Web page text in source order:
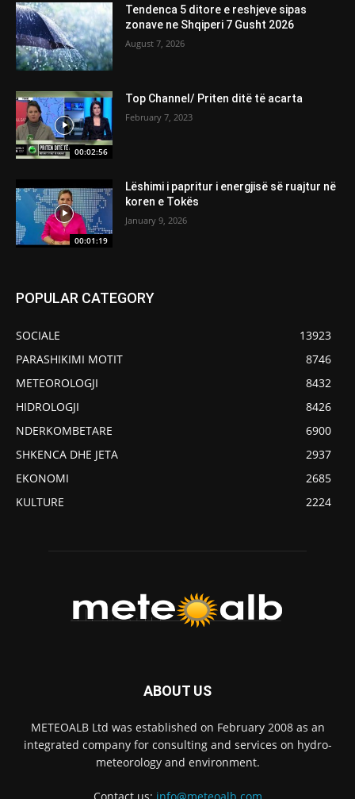
Tendenca 5 ditore e reshjeve sipas
zonave ne Shqiperi 7 Gusht 2026
August 7, 2026
00:02:56
Top Channel/ Priten ditë të acarta
February 7, 2023
00:01:19
Lëshimi i papritur i energjisë së ruajtur në
koren e Tokës
January 9, 2026
POPULAR CATEGORY
SOCIALE
13923
PARASHIKIMI MOTIT
8746
METEOROLOGJI
8432
HIDROLOGJI
8426
NDERKOMBETARE
6900
SHKENCA DHE JETA
2937
EKONOMI
2685
KULTURE
2224
ABOUT US
METEOALB Ltd was established on February 2008 as an
integrated company for consulting and services on hydro-
meteorology and environment.
Contact us: info@meteoalb.com